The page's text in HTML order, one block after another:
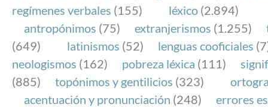
regímenes verbales (155) léxico (2.894)
antropónimos (75) extranjerismos (1.255)
(649)
latinismos (52) lenguas cooficiales
neologismos (162) pobreza léxica (111)
(885)
topónimos y gentilicios (323)
acentuación y pronunciación (248)
errores